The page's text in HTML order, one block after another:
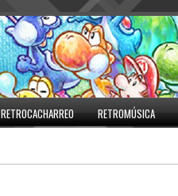
RETROCACHARREO RETROMÚSICA